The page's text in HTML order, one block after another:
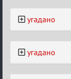
угадано
угадано